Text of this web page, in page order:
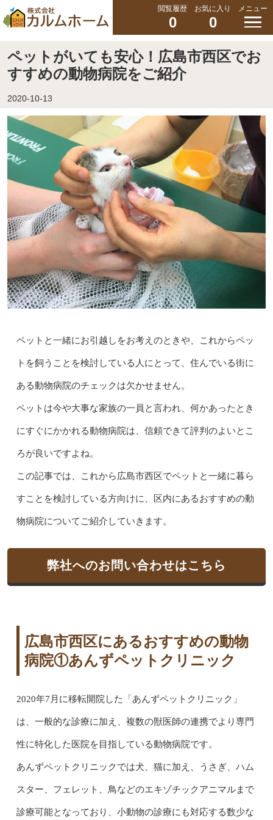
閲覧履歴
0
お気に入り
0
メニュー
ペットがいても安心！広島市西区でお
すすめの動物病院をご紹介
2020-10-13
ペットと一緒にお引越しをお考えのときや、これからペッ
トを飼うことを検討している人にとって、住んでいる街に
ある動物病院のチェックは欠かせません。
ペットは今や大事な家族の一員と言われ、何かあったとき
にすぐにかかれる動物病院は、信頼できて評判のよいとこ
ろが良いですよね。
この記事では、これから広島市西区でペットと一緒に暮ら
すことを検討している方向けに、区内にあるおすすめの動
物病院についてご紹介していきます。
弊社へのお問い合わせはこちら
広島市西区にあるおすすめの動物
病院①あんずペットクリニック
2020年7月に移転開院した「あんずペットクリニック」
は、一般的な診療に加え、複数の獣医師の連携でより専門
性に特化した医院を目指している動物病院です。
あんずペットクリニックでは犬、猫に加え、うさぎ、ハム
スター、フェレット、鳥などのエキゾチックアニマルまで
診療可能となっており、小動物の診療にも対応する数少な